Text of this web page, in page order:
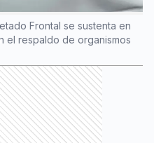
Frontal se sustenta en
el respaldo de organismos